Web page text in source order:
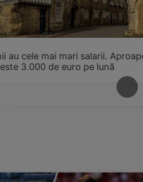
au cele mai mari salarii.
3.000 de euro pe lună